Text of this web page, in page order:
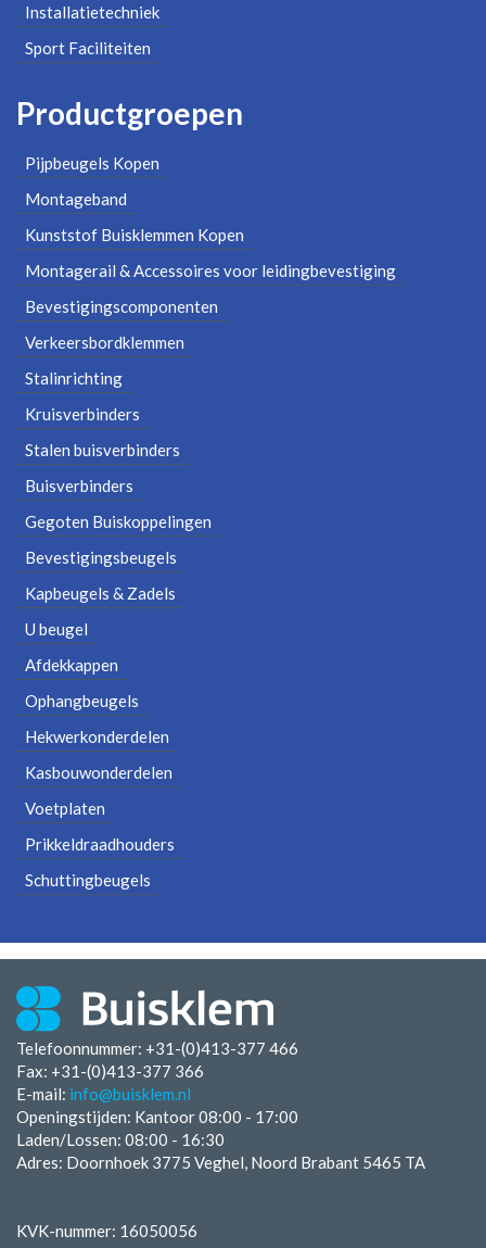
Installatietechniek
Sport Faciliteiten
Productgroepen
Pijpbeugels Kopen
Montageband
Kunststof Buisklemmen Kopen
Montagerail & Accessoires voor leidingbevestiging
Bevestigingscomponenten
Verkeersbordklemmen
Stalinrichting
Kruisverbinders
Stalen buisverbinders
Buisverbinders
Gegoten Buiskoppelingen
Bevestigingsbeugels
Kapbeugels & Zadels
U beugel
Afdekkappen
Ophangbeugels
Hekwerkonderdelen
Kasbouwonderdelen
Voetplaten
Prikkeldraadhouders
Schuttingbeugels
Telefoonnummer: +31-(0)413-377 466
Fax: +31-(0)413-377 366
E-mail: info@buisklem.nl
Openingstijden: Kantoor 08:00 - 17:00
Laden/Lossen: 08:00 - 16:30
Adres: Doornhoek 3775 Veghel, Noord Brabant 5465 TA
KVK-nummer: 16050056